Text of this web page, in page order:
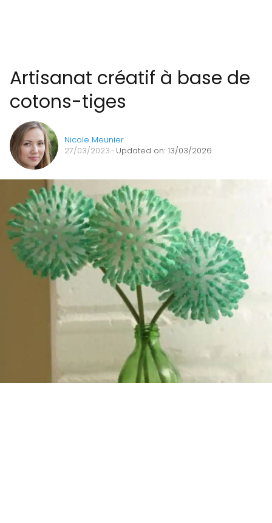
Artisanat créatif à base de
cotons-tiges
Nicole Meunier
27/03/2023 · Updated on: 13/03/2026